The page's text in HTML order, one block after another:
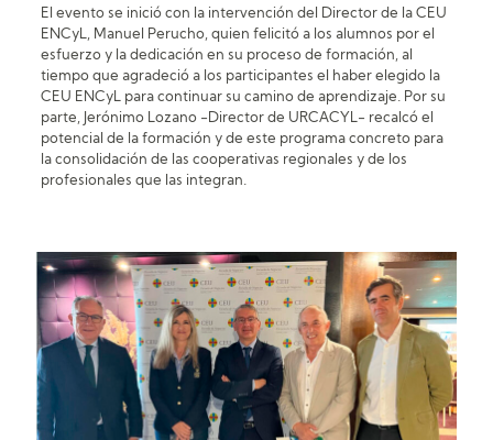
El evento se inició con la intervención del Director de la CEU
ENCyL, Manuel Perucho, quien felicitó a los alumnos por el
esfuerzo y la dedicación en su proceso de formación, al
tiempo que agradeció a los participantes el haber elegido la
CEU ENCyL para continuar su camino de aprendizaje. Por su
parte, Jerónimo Lozano -Director de URCACYL- recalcó el
potencial de la formación y de este programa concreto para
la consolidación de las cooperativas regionales y de los
profesionales que las integran.